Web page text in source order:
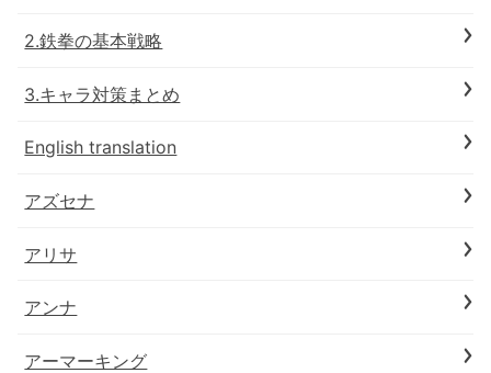
2.鉄拳の基本戦略
3.キャラ対策まとめ
English translation
アズセナ
アリサ
アンナ
アーマーキング